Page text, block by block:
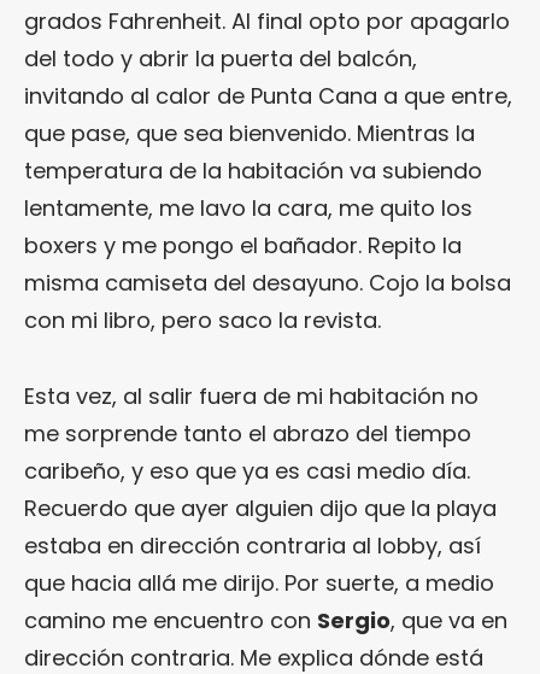
grados Fahrenheit. Al final opto por apagarlo
del todo y abrir la puerta del balcón,
invitando al calor de Punta Cana a que entre,
que pase, que sea bienvenido. Mientras la
temperatura de la habitación va subiendo
lentamente, me lavo la cara, me quito los
boxers y me pongo el bañador. Repito la
misma camiseta del desayuno. Cojo la bolsa
con mi libro, pero saco la revista.
Esta vez, al salir fuera de mi habitación no
me sorprende tanto el abrazo del tiempo
caribeño, y eso que ya es casi medio día.
Recuerdo que ayer alguien dijo que la playa
estaba en dirección contraria al lobby, así
que hacia allá me dirijo. Por suerte, a medio
camino me encuentro con Sergio, que va en
dirección contraria. Me explica dónde está